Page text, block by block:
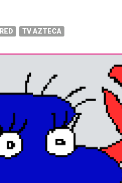
TV AZTECA